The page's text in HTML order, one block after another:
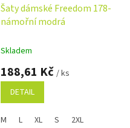
Šaty dámské Freedom 178-
námořní modrá
Skladem
188,61 Kč / ks
DETAIL
M L XL S 2XL